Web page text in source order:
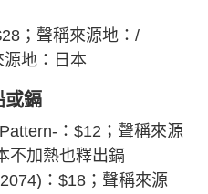
；聲稱來源地：/
源地：日本
或鎘
：$12；聲稱來源
不加熱也釋出鎘
：$18；聲稱來源